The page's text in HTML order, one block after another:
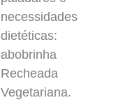
necessidades
dietéticas:
abobrinha
Recheada
Vegetariana.